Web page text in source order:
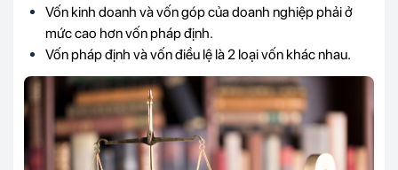
Vốn kinh doanh và vốn góp của doanh nghiệp phải ở
mức cao hơn vốn pháp định.
Vốn pháp định và vốn điều lệ là 2 loại vốn khác nhau.